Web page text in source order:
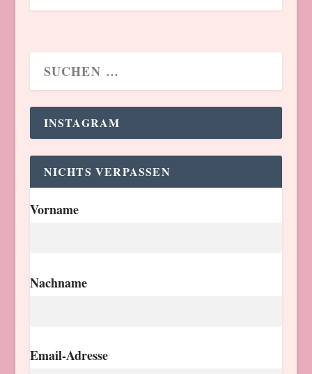
INSTAGRAM
NICHTS VERPASSEN
Vorname
Nachname
Email-Adresse